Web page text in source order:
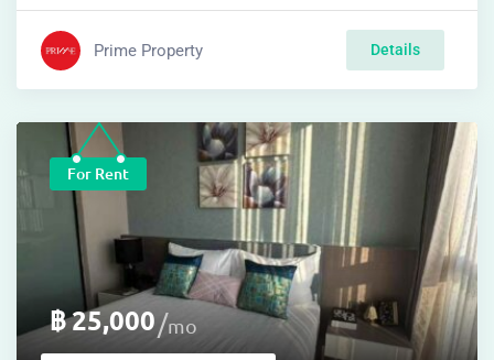
Prime Property Details
For Rent
฿25,000 mo